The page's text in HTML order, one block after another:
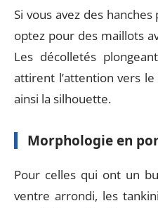
Si vous avez des
optez pour des maillots
Les décolletés
attirent l’attention vers
ainsi la silhouette.
Morphologie en
Pour celles qui ont un
ventre arrondi, les